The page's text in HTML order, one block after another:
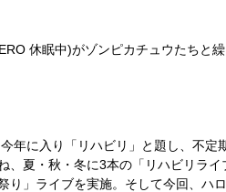
休眠中)がゾンピカチュウたちと
年に入り「リハビリ」と題し、不
夏・秋・冬に3本の「リハビリライ
り」ライブを実施。そして今回、